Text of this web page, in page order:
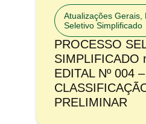
Atualizações Gerais
Seletivo Simplificado
PROCESSO
SIMPLIFICADO
EDITAL Nº 004 –
PRELIMINAR